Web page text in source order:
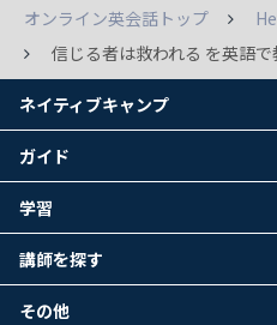
オンライン英会話トップ
信じる者は救われる を英語で
ネイティブキャンプ
ガイド
学習
講師を探す
その他